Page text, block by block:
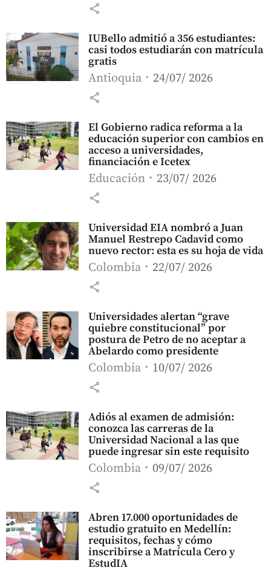
share
IUBello admitió a 356 estudiantes:
casi todos estudiarán con matrícula
gratis
Antioquia 24/07/ 2026
share
El Gobierno radica reforma a la
educación superior con cambios en
acceso a universidades,
financiación e Icetex
Educación 23/07/ 2026
share
Universidad EIA nombró a Juan
Manuel Restrepo Cadavid como
nuevo rector: esta es su hoja de vida
Colombia 22/07/ 2026
share
Universidades alertan “grave
quiebre constitucional” por
postura de Petro de no aceptar a
Abelardo como presidente
Colombia 10/07/ 2026
share
Adiós al examen de admisión:
conozca las carreras de la
Universidad Nacional a las que
puede ingresar sin este requisito
Colombia 09/07/ 2026
share
Abren 17.000 oportunidades de
estudio gratuito en Medellín:
requisitos, fechas y cómo
inscribirse a Matrícula Cero y
EstudIA